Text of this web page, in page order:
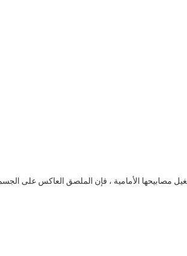
مصابيحها الأمامية ، فإن الملصق العاكس على